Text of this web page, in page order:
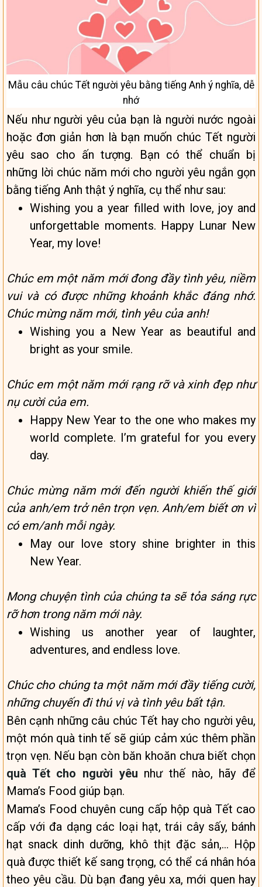
Mẫu câu chúc Tết người yêu bằng tiếng Anh ý nghĩa, dễ
nhớ
Nếu như người yêu của bạn là người nước ngoài
hoặc đơn giản hơn là bạn muốn chúc Tết người
yêu sao cho ấn tượng. Bạn có thể chuẩn bị
những lời chúc năm mới cho người yêu ngắn gọn
bằng tiếng Anh thật ý nghĩa, cụ thể như sau:
Wishing you a year filled with love, joy and
unforgettable moments. Happy Lunar New
Year, my love!
Chúc em một năm mới đong đầy tình yêu, niềm
vui và có được những khoảnh khắc đáng nhớ.
Chúc mừng năm mới, tình yêu của anh!
Wishing you a New Year as beautiful and
bright as your smile.
Chúc em một năm mới rạng rỡ và xinh đẹp như
nụ cười của em.
Happy New Year to the one who makes my
world complete. I’m grateful for you every
day.
Chúc mừng năm mới đến người khiến thế giới
của anh/em trở nên trọn vẹn. Anh/em biết ơn vì
có em/anh mỗi ngày.
May our love story shine brighter in this
New Year.
Mong chuyện tình của chúng ta sẽ tỏa sáng rực
rỡ hơn trong năm mới này.
Wishing us another year of laughter,
adventures, and endless love.
Chúc cho chúng ta một năm mới đầy tiếng cười,
những chuyến đi thú vị và tình yêu bất tận.
Bên cạnh những câu chúc Tết hay cho người yêu,
một món quà tinh tế sẽ giúp cảm xúc thêm phần
trọn vẹn. Nếu bạn còn băn khoăn chưa biết chọn
quà Tết cho người yêu như thế nào, hãy để
Mama’s Food giúp bạn.
Mama’s Food chuyên cung cấp hộp quà Tết cao
cấp với đa dạng các loại hạt, trái cây sấy, bánh
hạt snack dinh dưỡng, khô thịt đặc sản,… Hộp
quà được thiết kế sang trọng, có thể cá nhân hóa
theo yêu cầu. Dù bạn đang yêu xa, mới quen hay